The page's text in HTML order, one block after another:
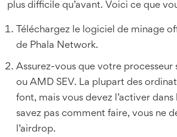
plus difficile qu’avant. Voici ce que
Téléchargez le logiciel de minage
de Phala Network.
Assurez-vous que votre processeur
ou AMD SEV. La plupart des
font, mais vous devez l’activer dans
savez pas comment faire, vous ne
l’airdrop.